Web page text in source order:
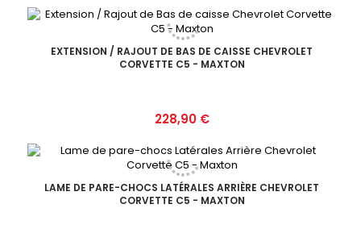
EXTENSION / RAJOUT DE BAS DE CAISSE CHEVROLET
CORVETTE C5 - MAXTON
Prix
228,90 €
LAME DE PARE-CHOCS LATÉRALES ARRIÈRE CHEVROLET
CORVETTE C5 - MAXTON